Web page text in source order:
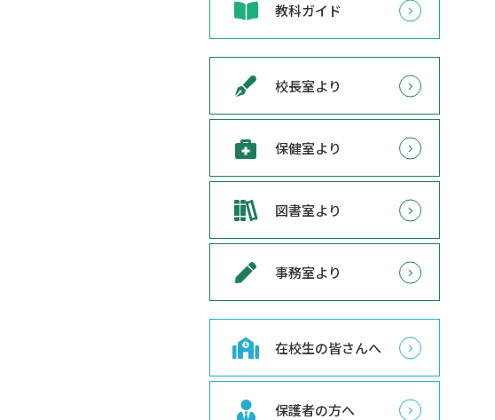
教科ガイド
校長室より
保健室より
図書室より
事務室より
在校生の皆さんへ
保護者の方へ